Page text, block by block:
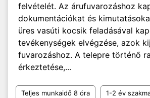
felvételét. Az árufuvarozáshoz
dokumentációkat és
üres vasúti kocsik feladásával
tevékenységek elvégzése, azok
fuvarozáshoz. A telepre történő
érkeztetése,...
Teljes munkaidő 8 óra 1-2 év